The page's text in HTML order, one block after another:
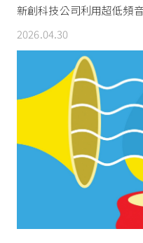
新創科技公司利用超低頻
2026.04.30